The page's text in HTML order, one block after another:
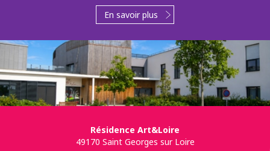
En savoir plus
Résidence Art&Loire
49170 Saint Georges sur Loire